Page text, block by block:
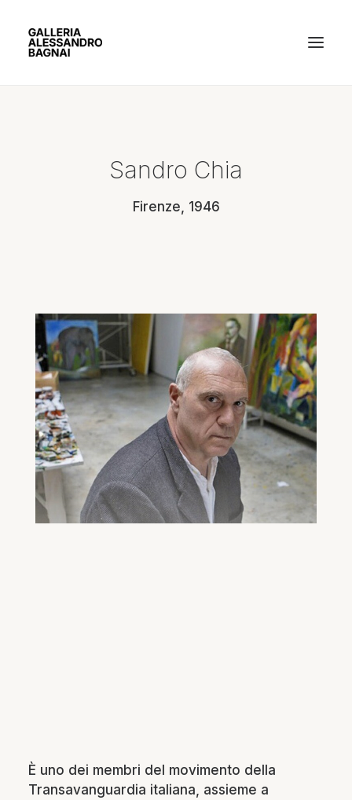
MOSTRE
GALLERIA
Sandro Chia
Firenze, 1946
È uno dei membri del movimento della
Transavanguardia italiana, assieme a